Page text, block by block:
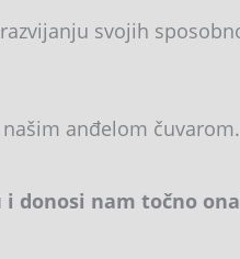
svojih
anđelom čuvarom.
donosi nam točno